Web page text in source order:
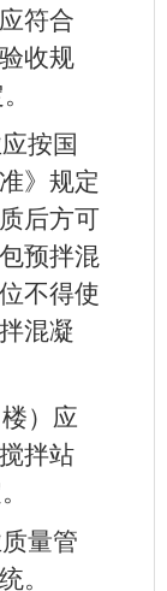
符合
收规
按国
》规定
后方可
预拌混
不得使
混凝
）应
拌站
量管
。